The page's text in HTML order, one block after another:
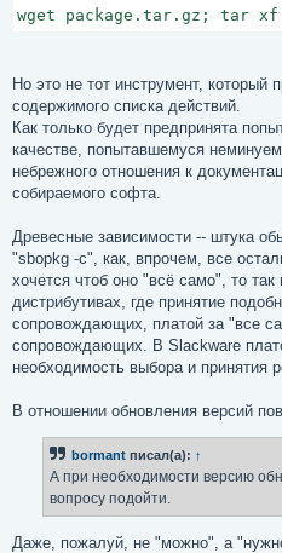
wget package.tar.gz; tar
Но это не тот инструмент, который
содержимого списка действий.
Как только будет предпринята
качестве, попытавшемуся
небрежного отношения к
собираемого софта.
Древесные зависимости -- штука
"sbopkg -c", как, впрочем, все
хочется чтоб оно "всё само", то
дистрибутивах, где принятие
сопровождающих, платой за "все
сопровождающих. В Slackware
необходимость выбора и принятия
В отношении обновления версий
bormant писал(а): ↑
А при необходимости версию
вопросу подойти.
Даже, пожалуй, не "можно", а